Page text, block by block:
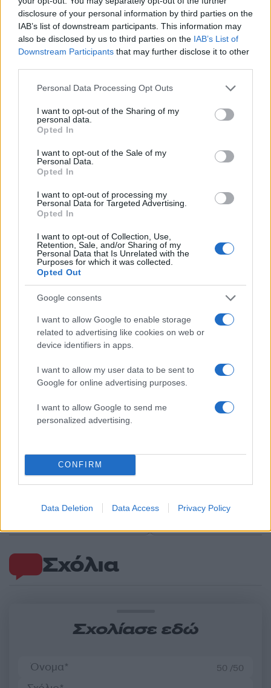
disclosure of your personal information by third parties on the
IAB’s list of downstream participants. This information may
also be disclosed by us to third parties on the IAB’s List of
Downstream Participants that may further disclose it to other
Please note that this website/app uses one or more Google
not limited to your visit or usage behaviour. You may click to
grant or deny consent to Google and its third-party tags to
use your data for below specified purposes in below Google
consent section.
Personal Data Processing Opt Outs
I want to opt-out of the Sharing of my
personal data.
Opted In
I want to opt-out of the Sale of my
Personal Data.
Opted In
I want to opt-out of processing my
Personal Data for Targeted Advertising.
Opted In
I want to opt-out of Collection, Use,
Retention, Sale, and/or Sharing of my
Personal Data that Is Unrelated with the
Purposes for which it was collected.
Opted Out
Google consents
I want to allow Google to enable storage
related to advertising like cookies on web or
device identifiers in apps.
I want to allow my user data to be sent to
Google for online advertising purposes.
I want to allow Google to send me
personalized advertising.
CONFIRM
Data Deletion Data Access Privacy Policy
είναι γνωστή, διαφανής και δημοσιευμένη επί
σειρά ετών.
Με εκτίμηση
Πρόεδρος Κ.Ο. ΠΑΣΟΚ – Κίνημα Αλλαγής
Νικόλαος Ανδρουλάκης»
ΔΙΑΦΗΜΙΣΗ
Σχόλια
Σχολίασε εδώ
50 /50
Αν τα χάσατε
Οι 6 όροι «φωτιά» του Ιράν
στις ΗΠΑ για τα Στενά του
Ορμούζ - «Ποτέ δεν θα
πόλεμο είτε σε
σε πισίνα